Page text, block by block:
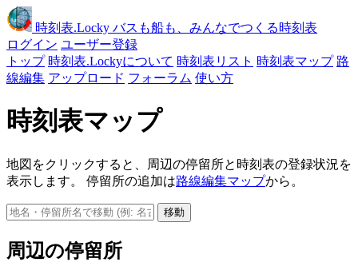
時刻表.Locky バスも船も、みんなでつくる時刻表
ログイン ユーザー登録
トップ 時刻表.Lockyについて 時刻表リスト 時刻表マップ 路
線編集 アップロード フォーラム 使い方
時刻表マップ
地図をクリックすると、周辺の停留所と時刻表の登録状況を
表示します。 停留所の追加は路線編集マップから。
移動
周辺の停留所